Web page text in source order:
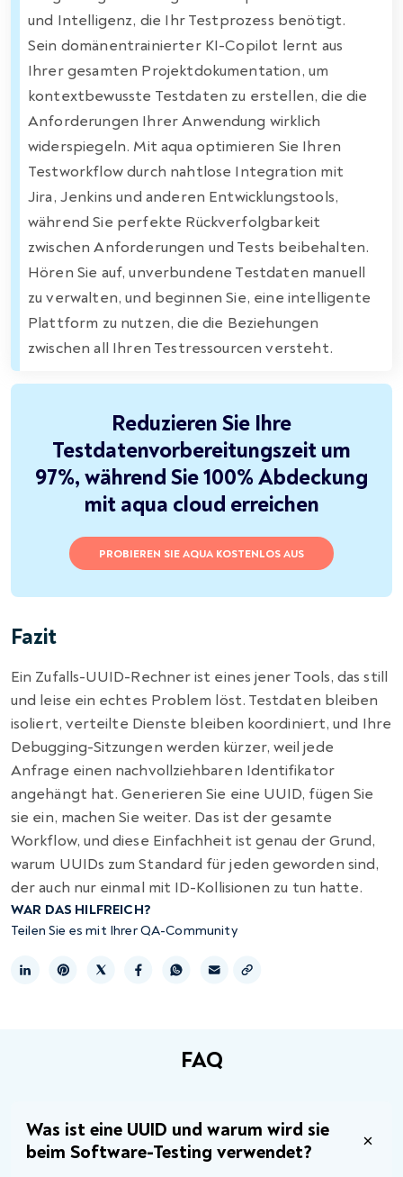
und Intelligenz, die Ihr Testprozess benötigt.
Sein domänentrainierter KI-Copilot lernt aus
Ihrer gesamten Projektdokumentation, um
kontextbewusste Testdaten zu erstellen, die die
Anforderungen Ihrer Anwendung wirklich
widerspiegeln. Mit aqua optimieren Sie Ihren
Testworkflow durch nahtlose Integration mit
Jira, Jenkins und anderen Entwicklungstools,
während Sie perfekte Rückverfolgbarkeit
zwischen Anforderungen und Tests beibehalten.
Hören Sie auf, unverbundene Testdaten manuell
zu verwalten, und beginnen Sie, eine intelligente
Plattform zu nutzen, die die Beziehungen
zwischen all Ihren Testressourcen versteht.
Reduzieren Sie Ihre
Testdatenvorbereitungszeit um
97%, während Sie 100% Abdeckung
mit aqua cloud erreichen
PROBIEREN SIE AQUA KOSTENLOS AUS
Fazit
Ein Zufalls-UUID-Rechner ist eines jener Tools, das still
und leise ein echtes Problem löst. Testdaten bleiben
isoliert, verteilte Dienste bleiben koordiniert, und Ihre
Debugging-Sitzungen werden kürzer, weil jede
Anfrage einen nachvollziehbaren Identifikator
angehängt hat. Generieren Sie eine UUID, fügen Sie
sie ein, machen Sie weiter. Das ist der gesamte
Workflow, und diese Einfachheit ist genau der Grund,
warum UUIDs zum Standard für jeden geworden sind,
der auch nur einmal mit ID-Kollisionen zu tun hatte.
WAR DAS HILFREICH?
Teilen Sie es mit Ihrer QA-Community
FAQ
Was ist eine UUID und warum wird sie
beim Software-Testing verwendet?